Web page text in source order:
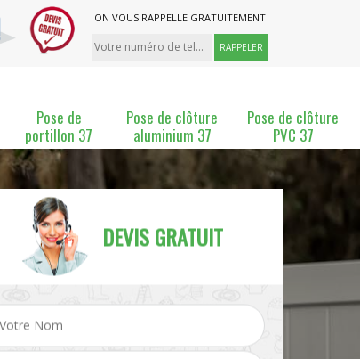
ON VOUS RAPPELLE GRATUITEMENT
Pose de
portillon 37
Pose de clôture
aluminium 37
Pose de clôture
PVC 37
Pose et changement de Pose de grillage 37
DEVIS GRATUIT